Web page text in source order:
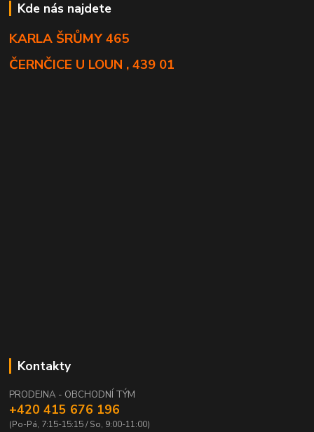
Kde nás najdete
KARLA ŠRŮMY 465
ČERNČICE U LOUN , 439 01
Kontakty
PRODEJNA - OBCHODNÍ TÝM
+420 415 676 196
(Po-Pá, 7:15-15:15 / So, 9:00-11:00)